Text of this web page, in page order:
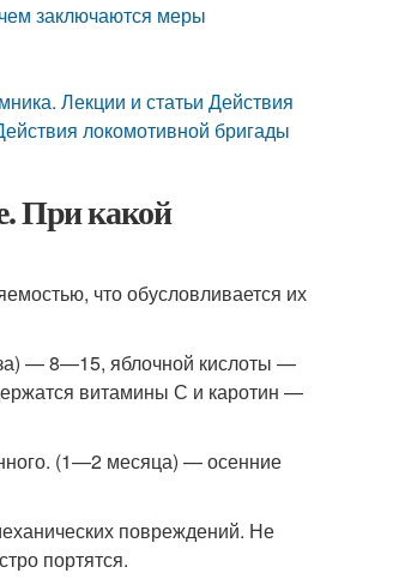
заключаются меры
Лекции и статьи Действия
локомотивной бригады
При какой
что обусловливается их
— 8—15, яблочной кислоты —
витамины С и каротин —
(1—2 месяца) — осенние
повреждений. Не
портятся.